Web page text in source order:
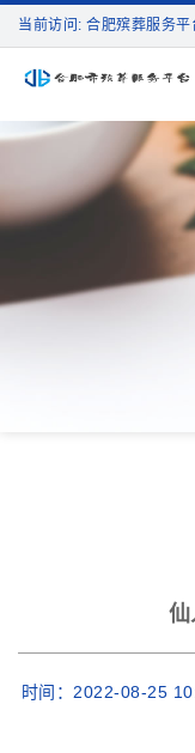
当前访问: 合肥殡葬服务平
仙
时间：2022-08-25